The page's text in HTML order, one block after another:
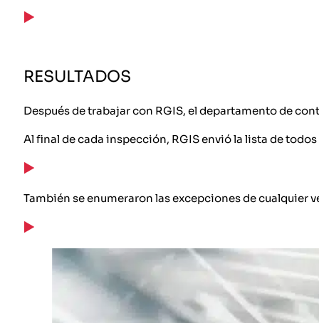
RESULTADOS
Después de trabajar con RGIS, el departamento de
Al final de cada inspección, RGIS envió la lista de
También se enumeraron las excepciones de cualquier